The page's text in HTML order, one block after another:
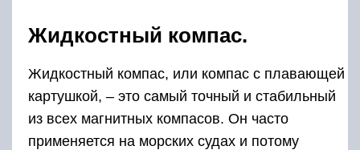
Жидкостный компас.
Жидкостный компас, или компас с плавающей
картушкой, – это самый точный и стабильный
из всех магнитных компасов. Он часто
применяется на морских судах и потому